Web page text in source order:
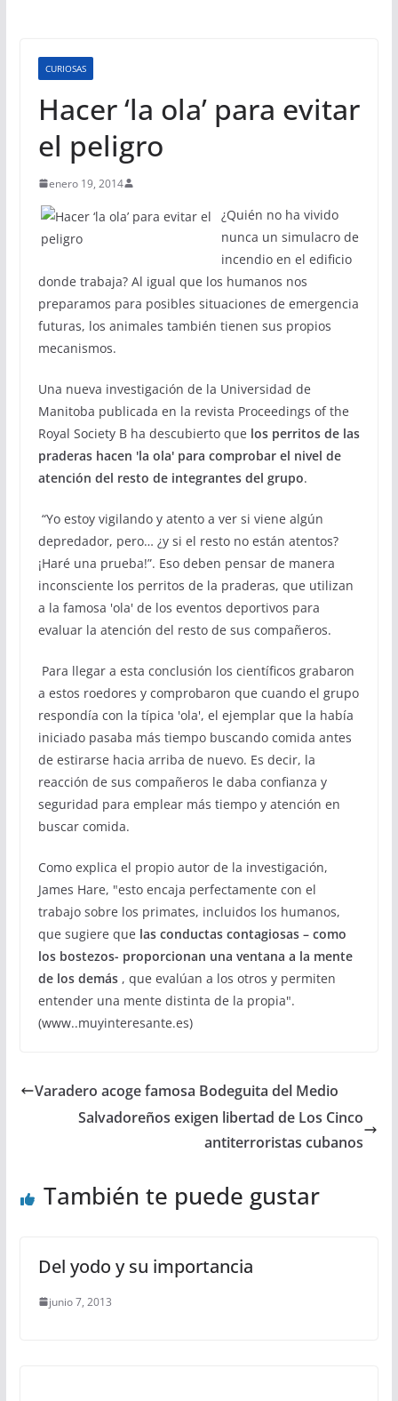
CURIOSAS
Hacer ‘la ola’ para evitar
el peligro
enero 19, 2014
¿Quién no ha vivido
nunca un simulacro de
incendio en el edificio
donde trabaja? Al igual que los humanos nos
preparamos para posibles situaciones de emergencia
futuras, los animales también tienen sus propios
mecanismos.
Una nueva investigación de la Universidad de
Manitoba publicada en la revista Proceedings of the
Royal Society B ha descubierto que los perritos de las
praderas hacen 'la ola' para comprobar el nivel de
atención del resto de integrantes del grupo.
“Yo estoy vigilando y atento a ver si viene algún
depredador, pero… ¿y si el resto no están atentos?
¡Haré una prueba!”. Eso deben pensar de manera
inconsciente los perritos de la praderas, que utilizan
a la famosa 'ola' de los eventos deportivos para
evaluar la atención del resto de sus compañeros.
Para llegar a esta conclusión los científicos grabaron
a estos roedores y comprobaron que cuando el grupo
respondía con la típica 'ola', el ejemplar que la había
iniciado pasaba más tiempo buscando comida antes
de estirarse hacia arriba de nuevo. Es decir, la
reacción de sus compañeros le daba confianza y
seguridad para emplear más tiempo y atención en
buscar comida.
Como explica el propio autor de la investigación,
James Hare, "esto encaja perfectamente con el
trabajo sobre los primates, incluidos los humanos,
que sugiere que las conductas contagiosas – como
los bostezos- proporcionan una ventana a la mente
de los demás, que evalúan a los otros y permiten
entender una mente distinta de la propia".
(www..muyinteresante.es)
Varadero acoge famosa Bodeguita del Medio
Salvadoreños exigen libertad de Los Cinco
antiterroristas cubanos
También te puede gustar
Del yodo y su importancia
junio 7, 2013